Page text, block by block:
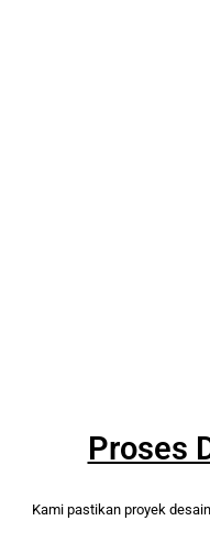
Proses
Kami pastikan proyek